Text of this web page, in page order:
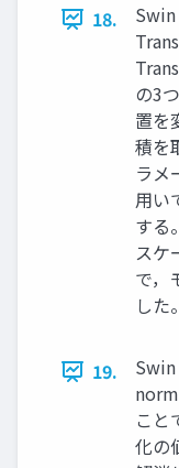
18.
の3
置を
積を
ラメ
用い
する
スケ
で，
した
19.
こと
化の